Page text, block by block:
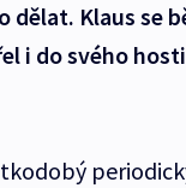
dělat. Klaus se
i do svého